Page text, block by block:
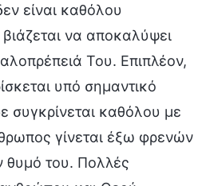
είναι καθόλου
να αποκαλύψει
Του. Επιπλέον,
υπό σημαντικό
συγκρίνεται καθόλου με
γίνεται έξω φρενών
θυμό του. Πολλές